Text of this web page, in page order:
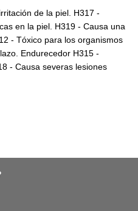
de la piel. H317 -
en la piel. H319 - Causa una
- Tóxico para los organismos
Endurecedor H315 -
- Causa severas lesiones